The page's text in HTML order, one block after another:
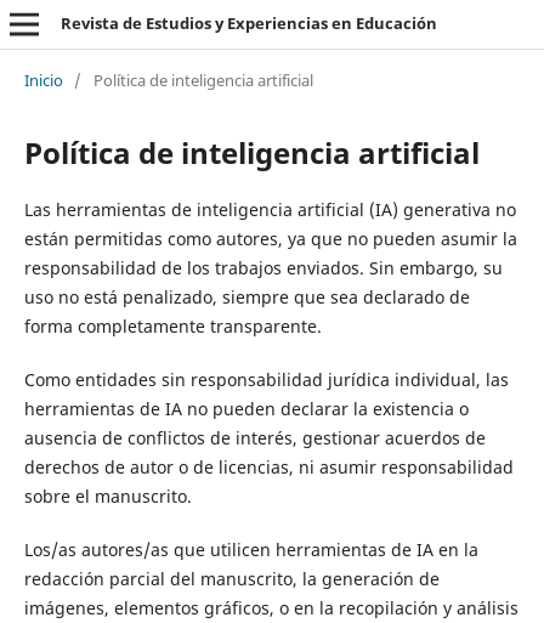
Revista de Estudios y Experiencias en Educación
Inicio / Política de inteligencia artificial
Política de inteligencia artificial
Las herramientas de inteligencia artificial (IA) generativa no
están permitidas como autores, ya que no pueden asumir la
responsabilidad de los trabajos enviados. Sin embargo, su
uso no está penalizado, siempre que sea declarado de
forma completamente transparente.
Como entidades sin responsabilidad jurídica individual, las
herramientas de IA no pueden declarar la existencia o
ausencia de conflictos de interés, gestionar acuerdos de
derechos de autor o de licencias, ni asumir responsabilidad
sobre el manuscrito.
Los/as autores/as que utilicen herramientas de IA en la
redacción parcial del manuscrito, la generación de
imágenes, elementos gráficos, o en la recopilación y análisis